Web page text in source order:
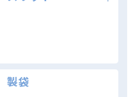
製袋